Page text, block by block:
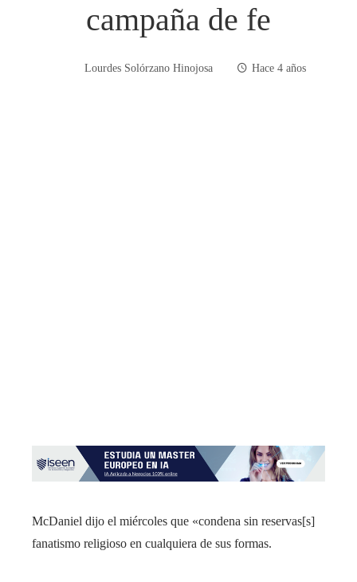
campaña de fe
Lourdes Solórzano Hinojosa Hace 4 años
McDaniel dijo el miércoles que «condena sin reservas[s]
fanatismo religioso en cualquiera de sus formas.